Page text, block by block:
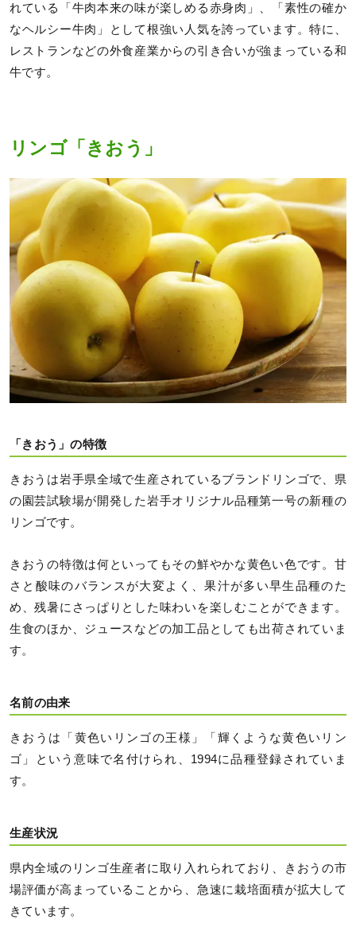
れている「牛肉本来の味が楽しめる赤身肉」、「素性の確か
なヘルシー牛肉」として根強い人気を誇っています。特に、
レストランなどの外食産業からの引き合いが強まっている和
牛です。
リンゴ「きおう」
「きおう」の特徴
きおうは岩手県全域で生産されているブランドリンゴで、県
の園芸試験場が開発した岩手オリジナル品種第一号の新種の
リンゴです。
きおうの特徴は何といってもその鮮やかな黄色い色です。甘
さと酸味のバランスが大変よく、果汁が多い早生品種のた
め、残暑にさっぱりとした味わいを楽しむことができます。
生食のほか、ジュースなどの加工品としても出荷されていま
す。
名前の由来
きおうは「黄色いリンゴの王様」「輝くような黄色いリン
ゴ」という意味で名付けられ、1994に品種登録されていま
す。
生産状況
県内全域のリンゴ生産者に取り入れられており、きおうの市
場評価が高まっていることから、急速に栽培面積が拡大して
きています。